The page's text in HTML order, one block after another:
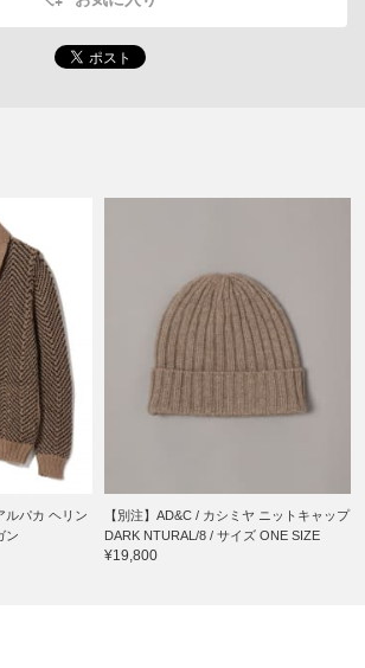
ルパカ ヘリン
ン
【別注】AD&C / カシミヤ ニットキャップ
DARK NTURAL/8 / サイズ ONE SIZE
¥19,800